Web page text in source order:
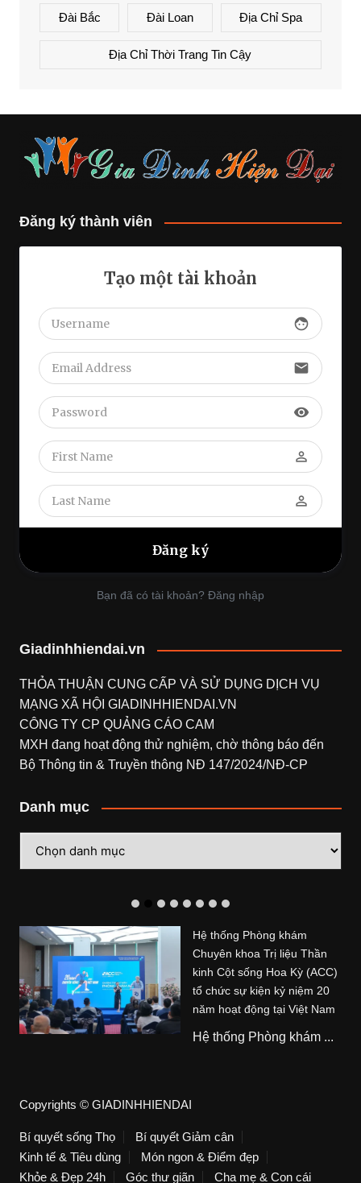
Đài Bắc Đài Loan Địa Chỉ Spa
Địa Chỉ Thời Trang Tin Cậy
Đăng ký thành viên
Tạo một tài khoản
face
email
visibility
perm_identity
perm_identity
Bạn đã có tài khoản? Đăng nhập
Giadinhhiendai.vn
THỎA THUẬN CUNG CẤP VÀ SỬ DỤNG DỊCH VỤ
MẠNG XÃ HỘI GIADINHHIENDAI.VN
CÔNG TY CP QUẢNG CÁO CAM
MXH đang hoạt động thử nghiệm, chờ thông báo đến
Bộ Thông tin & Truyền thông NĐ 147/2024/NĐ-CP
Danh mục
mục
Hệ thống Phòng khám
Chuyên khoa Trị liệu Thần
kinh Cột sống Hoa Kỳ (ACC)
tổ chức sự kiện kỷ niệm 20
năm hoạt động tại Việt Nam
Hệ thống Phòng khám ...
Copyrights © GIADINHHIENDAI
Bí quyết sống Thọ
Bí quyết Giảm cân
Kinh tế & Tiêu dùng
Món ngon & Điểm đẹp
Khỏe & Đẹp 24h
Góc thư giãn Cha mẹ & Con cái